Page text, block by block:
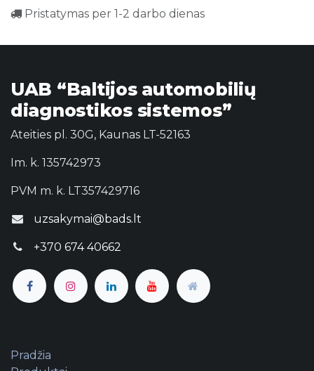
Pristatymas per 1-2 darbo dienas
UAB “Baltijos automobilių
diagnostikos sistemos”
Ateities pl. 30G, Kaunas LT-52163
Im. k. 135742973
PVM m. k. LT357429716
uzsakymai@bads.lt
+370 674 40662
Pradžia